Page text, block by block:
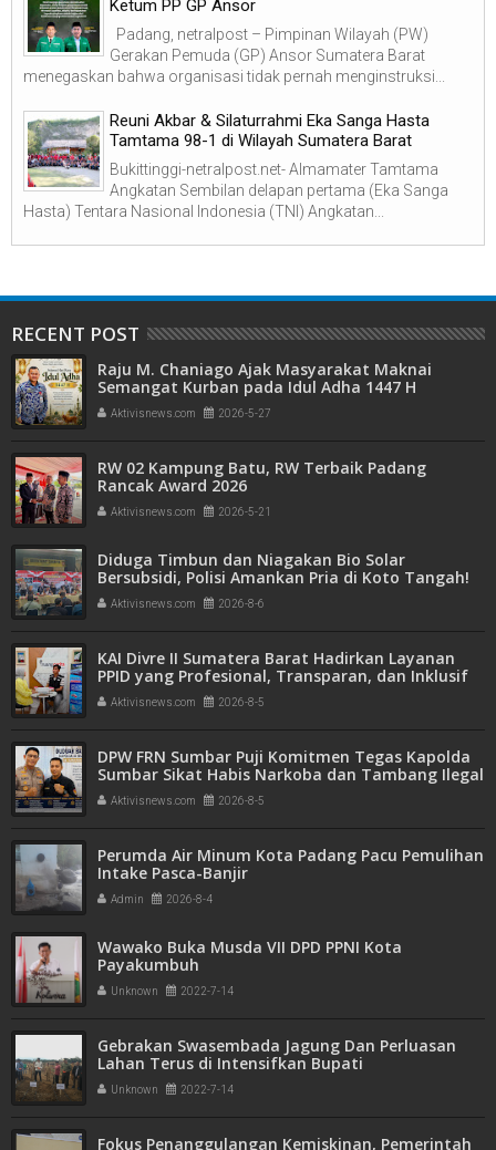
Ketum PP GP Ansor
Padang, netralpost – Pimpinan Wilayah (PW)
Gerakan Pemuda (GP) Ansor Sumatera Barat
menegaskan bahwa organisasi tidak pernah menginstruksi...
Reuni Akbar & Silaturrahmi Eka Sanga Hasta
Tamtama 98-1 di Wilayah Sumatera Barat
Bukittinggi-netralpost.net- Almamater Tamtama
Angkatan Sembilan delapan pertama (Eka Sanga
Hasta) Tentara Nasional Indonesia (TNI) Angkatan...
RECENT POST
Raju M. Chaniago Ajak Masyarakat Maknai
Semangat Kurban pada Idul Adha 1447 H
Aktivisnews.com 2026-5-27
RW 02 Kampung Batu, RW Terbaik Padang
Rancak Award 2026
Aktivisnews.com 2026-5-21
Diduga Timbun dan Niagakan Bio Solar
Bersubsidi, Polisi Amankan Pria di Koto Tangah!
1.350 Liter BBM Disita
Aktivisnews.com 2026-8-6
KAI Divre II Sumatera Barat Hadirkan Layanan
PPID yang Profesional, Transparan, dan Inklusif
untuk Mempermudah Akses Informasi Publik
Aktivisnews.com 2026-8-5
DPW FRN Sumbar Puji Komitmen Tegas Kapolda
Sumbar Sikat Habis Narkoba dan Tambang Ilegal
Aktivisnews.com 2026-8-5
Perumda Air Minum Kota Padang Pacu Pemulihan
Intake Pasca-Banjir
Admin 2026-8-4
Wawako Buka Musda VII DPD PPNI Kota
Payakumbuh
Unknown 2022-7-14
Gebrakan Swasembada Jagung Dan Perluasan
Lahan Terus di Intensifkan Bupati
Unknown 2022-7-14
Fokus Penanggulangan Kemiskinan, Pemerintah